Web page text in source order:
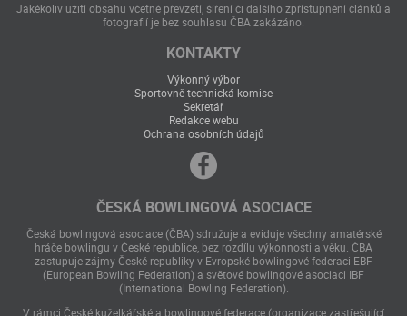
Jakékoliv užití obsahu včetně převzetí, šíření či dalšího zpřístupnění článků a
fotografií je bez souhlasu ČBA zakázáno.
KONTAKTY
Výkonný výbor
Sportovně technická komise
Sekretář
Redakce webu
Ochrana osobních údajů
ČESKÁ BOWLINGOVÁ ASOCIACE
Česká bowlingová asociace (ČBA) sdružuje a eviduje všechny amatérské
hráče bowlingu v České republice, bez rozdílu výkonnosti a věku. ČBA
zastupuje zájmy České republiky v Evropské bowlingové federaci EBF
(European Bowling Federation) a světové bowlingové asociaci IBF
(International Bowling Federation).
V rámci České kuželkářské a bowlingové federace (organizace zastřešující